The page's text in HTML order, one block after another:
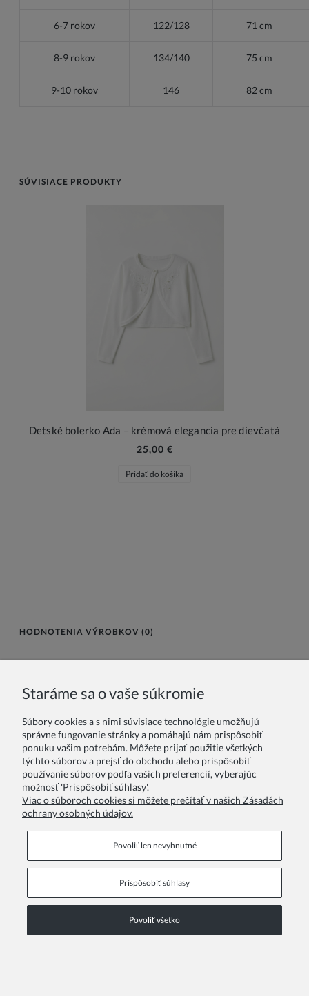
6-7 rokov 122/128 71 cm
8-9 rokov 134/140 75 cm
9-10 rokov 146 82 cm
SÚVISIACE PRODUKTY
Detské bolerko Ada – krémová elegancia pre dievčatá
25,00 €
Pridať do košíka
HODNOTENIA VÝROBKOV (0)
Vaše hodnotenie:
Informačné stránky
Staráme sa o vaše súkromie
Súbory cookies a s nimi súvisiace technológie umožňujú
správne fungovanie stránky a pomáhajú nám prispôsobiť
ponuku vašim potrebám. Môžete prijať použitie všetkých
týchto súborov a prejsť do obchodu alebo prispôsobiť
používanie súborov podľa vašich preferencií, vyberajúc
možnosť 'Prispôsobiť súhlasy'.
Viac o súboroch cookies si môžete prečítať v našich Zásadách
ochrany osobných údajov.
Povoliť len nevyhnutné
Prispôsobiť súhlasy
Povoliť všetko